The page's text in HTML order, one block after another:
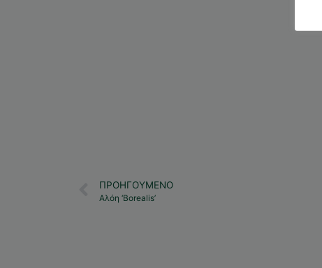
ΠΡΟΗΓΟΎΜΕΝΟ
Αλόη ‘Borealis’